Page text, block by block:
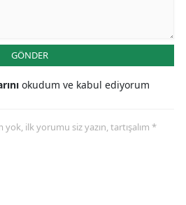
GÖNDER
okudum ve kabul ediyorum
ilk yorumu siz yazın, tartışalım *